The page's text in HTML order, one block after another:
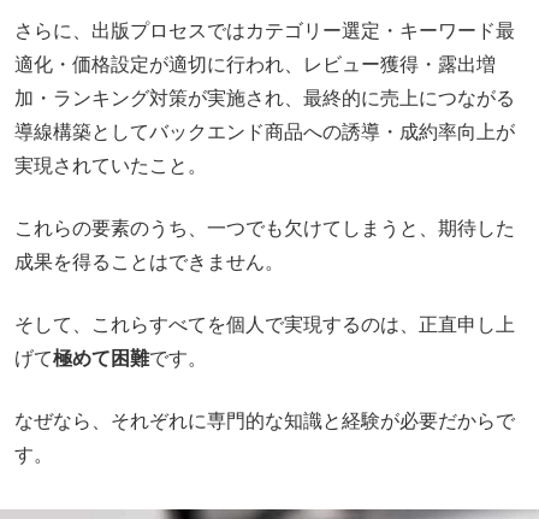
さらに、出版プロセスではカテゴリー選定・キーワード最
適化・価格設定が適切に行われ、レビュー獲得・露出増
加・ランキング対策が実施され、最終的に売上につながる
導線構築としてバックエンド商品への誘導・成約率向上が
実現されていたこと。
これらの要素のうち、一つでも欠けてしまうと、期待した
成果を得ることはできません。
そして、これらすべてを個人で実現するのは、正直申し上
げて極めて困難です。
なぜなら、それぞれに専門的な知識と経験が必要だからで
す。